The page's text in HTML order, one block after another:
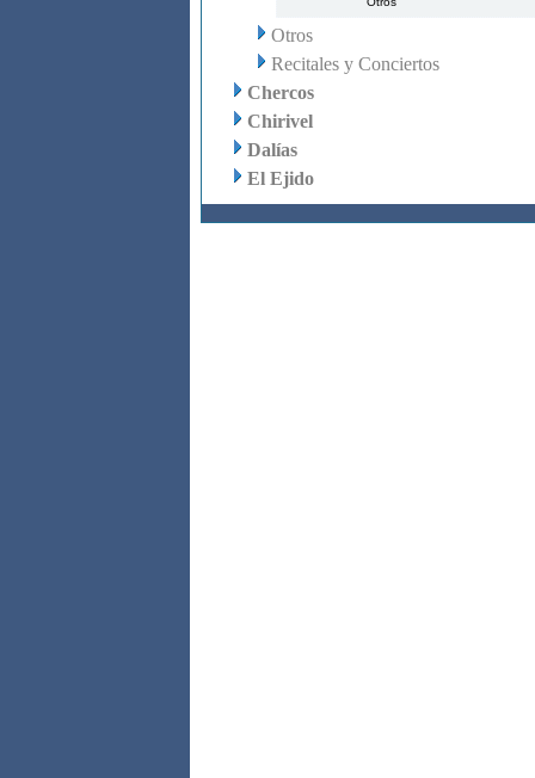
Otros
Recitales y Conciertos
Chercos
Chirivel
Dalías
El Ejido